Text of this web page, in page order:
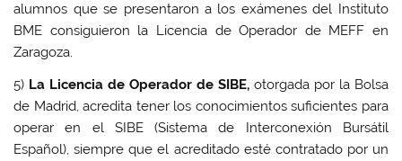
alumnos que se presentaron a los exámenes del Instituto
BME consiguieron la Licencia de Operador de MEFF en
Zaragoza.
5) La Licencia de Operador de SIBE,otorgada por la Bolsa
de Madrid, acredita tener los conocimientos suficientes para
operar en el SIBE (Sistema de Interconexión Bursátil
Español), siempre que el acreditado esté contratado por un